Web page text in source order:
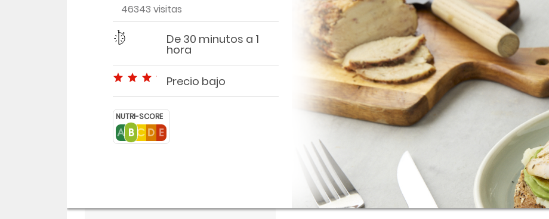
46343 visitas
Dificultad
Tiempo De 30 minutos a 1
hora
Precio bajo Precio bajo
NUTRI-SCORE